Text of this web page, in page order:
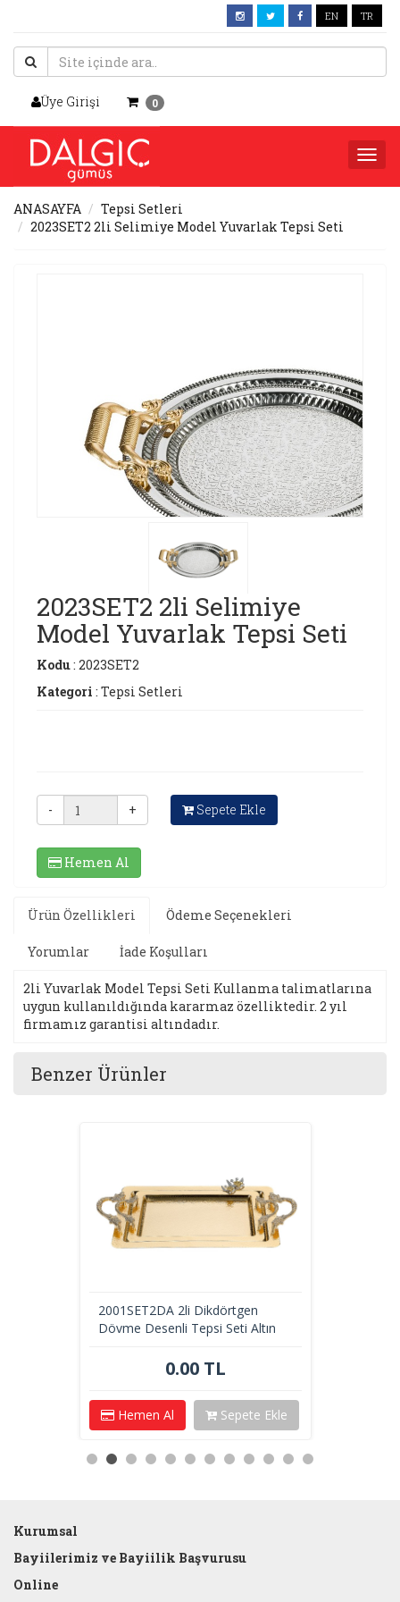
TR
EN
Üye Girişi 0
ANASAYFA
Tepsi Setleri
2023SET2 2li Selimiye Model Yuvarlak Tepsi Seti
2023SET2 2li Selimiye
Model Yuvarlak Tepsi Seti
Kodu: 2023SET2
Kategori : Tepsi Setleri
- + Sepete Ekle
Hemen Al
Ürün Özellikleri Ödeme Seçenekleri
Yorumlar İade Koşulları
2li Yuvarlak Model Tepsi Seti Kullanma talimatlarına
uygun kullanıldığında kararmaz özelliktedir. 2 yıl
firmamız garantisi altındadır.
Benzer Ürünler
2001SET2DA 2li Dikdörtgen
Dövme Desenli Tepsi Seti Altın
0.00 TL
Hemen Al Sepete Ekle
Kurumsal
Bayiilerimiz ve Bayiilik Başvurusu
Online